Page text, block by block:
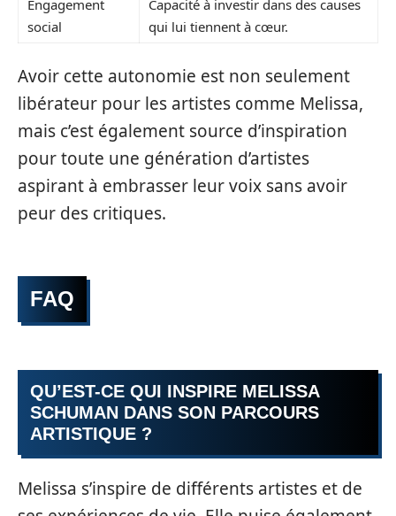
Engagement
social
Capacité à investir dans des causes
qui lui tiennent à cœur.
Avoir cette autonomie est non seulement
libérateur pour les artistes comme Melissa,
mais c’est également source d’inspiration
pour toute une génération d’artistes
aspirant à embrasser leur voix sans avoir
peur des critiques.
FAQ
QU’EST-CE QUI INSPIRE MELISSA
SCHUMAN DANS SON PARCOURS
ARTISTIQUE ?
Melissa s’inspire de différents artistes et de